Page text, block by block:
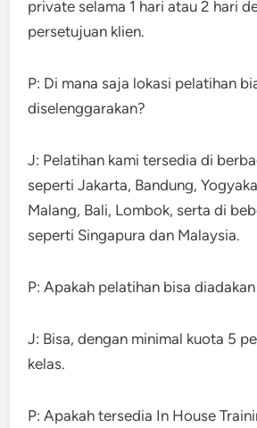
private selama 1 hari atau 2 hari
persetujuan klien.
P: Di mana saja lokasi pelatihan
diselenggarakan?
J: Pelatihan kami tersedia di
seperti Jakarta, Bandung,
Malang, Bali, Lombok, serta di
seperti Singapura dan Malaysia.
P: Apakah pelatihan bisa
J: Bisa, dengan minimal kuota 5
kelas.
P: Apakah tersedia In House